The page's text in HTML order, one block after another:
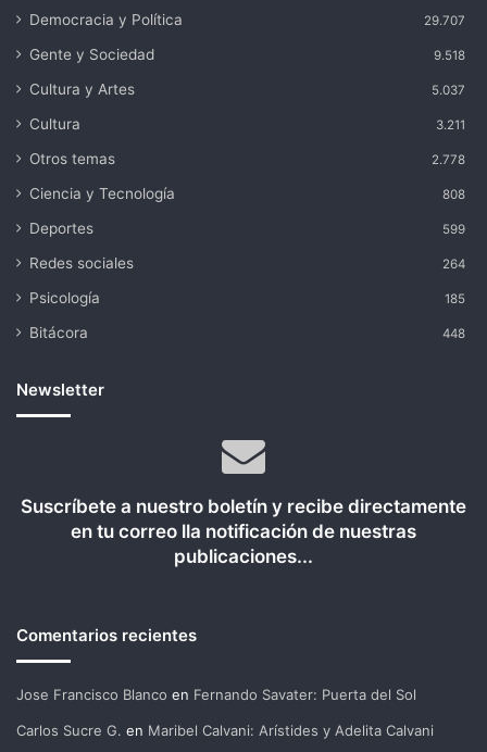
Democracia y Política 29.707
Gente y Sociedad 9.518
Cultura y Artes 5.037
Cultura 3.211
Otros temas 2.778
Ciencia y Tecnología 808
Deportes 599
Redes sociales 264
Psicología 185
Bitácora 448
Newsletter
Suscríbete a nuestro boletín y recibe directamente
en tu correo lla notificación de nuestras
publicaciones...
Comentarios recientes
Jose Francisco Blanco en Fernando Savater: Puerta del Sol
Carlos Sucre G. en Maribel Calvani: Arístides y Adelita Calvani